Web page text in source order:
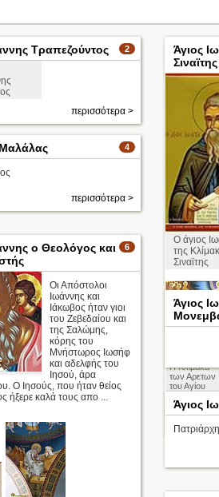
2
Τραπεζούντος
περισσότερα >
Άγιος
Σιναϊτης
Ο άγιος
της
Σιναϊτης
Η Κλίμακα
των Αρετων
του Αγίου
Σιανΐτη
4
περισσότερα >
6
ο Θεολόγος και
Οι Απόστολοι
Ιωάννης και
Ιάκωβος ήταν γιοι
του Ζεβεδαίου και
της Σαλώμης,
κόρης του
Μνήστωρος Ιωσήφ
και αδελφής του
Ιησού, άρα
Ο Ιησούς, που ήταν θείος
ήξερε καλά τους απο ...
Άγιος
Άγιος